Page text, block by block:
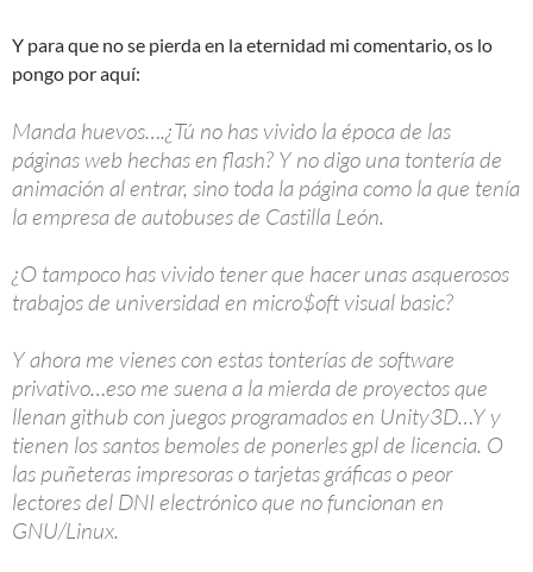
Y para que no se pierda en la eternidad mi comentario, os lo
pongo por aquí:
Manda huevos….¿Tú no has vivido la época de las
páginas web hechas en flash? Y no digo una tontería de
animación al entrar, sino toda la página como la que tenía
la empresa de autobuses de Castilla León.
¿O tampoco has vivido tener que hacer unas asquerosos
trabajos de universidad en micro$oft visual basic?
Y ahora me vienes con estas tonterías de software
privativo…eso me suena a la mierda de proyectos que
llenan github con juegos programados en Unity3D…Y y
tienen los santos bemoles de ponerles gpl de licencia. O
las puñeteras impresoras o tarjetas gráficas o peor
lectores del DNI electrónico que no funcionan en
GNU/Linux.